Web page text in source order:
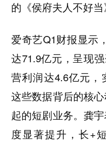
的《侯府夫人不好当
爱奇艺Q1财报显示
达71.9亿元，呈现
营利润达4.6亿元，
这些数据背后的核
起的短剧业务。龚
度显著提升，长+